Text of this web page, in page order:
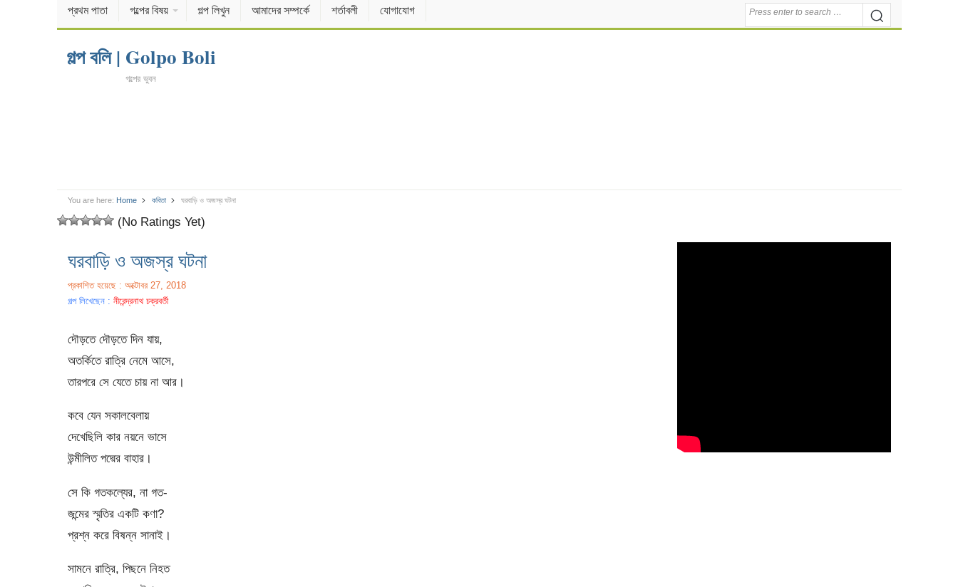
প্রথম পাতা গল্পের বিষয় গল্প লিখুন আমাদের সম্পর্কে শর্তাবলী যোগাযোগ
গল্প বলি | Golpo Boli
গল্পের ভুবন
You are here: Home কবিতা ঘরবাড়ি ও অজস্র ঘটনা
(No Ratings Yet)
ঘরবাড়ি ও অজস্র ঘটনা
প্রকাশিত হয়েছে : অক্টোবর 27, 2018
গল্প লিখেছেন : নীরেন্দ্রনাথ চক্রবর্তী
দৌড়তে দৌড়তে দিন যায়,
অতর্কিতে রাত্রি নেমে আসে,
তারপরে সে যেতে চায় না আর।
কবে যেন সকালবেলায়
দেখেছিলি কার নয়নে ভাসে
উন্মীলিত পদ্মের বাহার।
সে কি গতকল্যের, না গত-
জন্মের স্মৃতির একটি কণা?
প্রশ্ন করে বিষন্ন সানাই।
সামনে রাত্রি, পিছনে নিহত